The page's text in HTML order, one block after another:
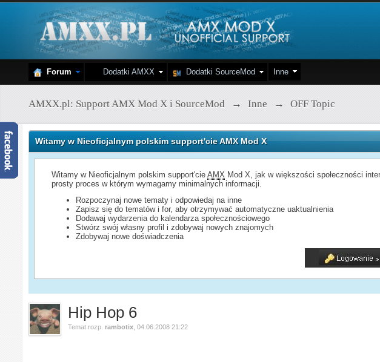
Forum Dodatki AMXX Dodatki SourceMod Inne
AMXX.pl: Support AMX Mod X i SourceMod → Inne → OFF Topic
Witamy w Nieoficjalnym polskim support'cie AMX Mod X
Witamy w Nieoficjalnym polskim support'cieAMX Mod X, jak w większości społeczności
prosty proces w którym wymagamy minimalnych informacji.
Rozpoczynaj nowe tematy i odpowiedaj na inne
Zapisz się do tematów i for, aby otrzymywać automatyczne uaktualnienia
Dodawaj wydarzenia do kalendarza społecznościowego
Stwórz swój własny profil i zdobywaj nowych znajomych
Zdobywaj nowe doświadczenia
Hip Hop 6
Temat rozp.rambotix ,04.06.2008 21:22